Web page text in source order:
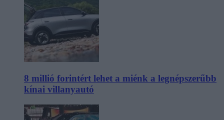
8 millió forintért lehet a miénk a legnépszerűbb
kínai villanyautó